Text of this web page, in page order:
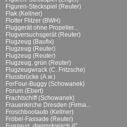
Figuren-Steckspiel (Reuter)
Flak (Kellner)
Flotter Flitzer (BWH)
Fluggerät ohne Propeller...
Flugversuchsgerät (Reuter)
Flugzeug (Baufix)
Flugzeug (Reuter)
Flugzeug (Reuter)
Flugzeug, grün (Reuter)
Flugzeugwrack (C. Fritzsche)
Flussbrücke (A.w.)
ForFour-Buggy (Schowanek)
Forum (Ebert)
Frachtschiff (Schowanek)
Frauenkirche Dresden (Firma...
Froschbootauto (Kellner)
Fröbel-Fassade (Reuter)